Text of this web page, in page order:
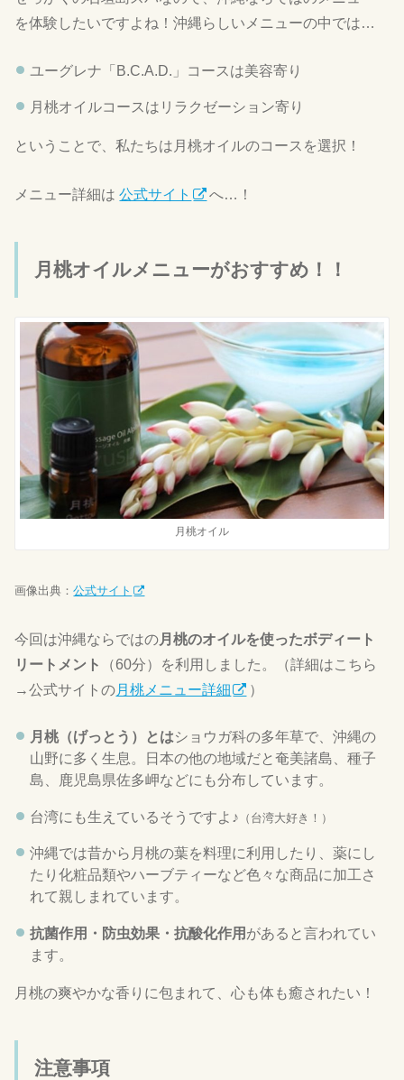
を体験したいですよね！沖縄らしいメニューの中では…
ユーグレナ「B.C.A.D.」コースは美容寄り
月桃オイルコースはリラクゼーション寄り
ということで、私たちは月桃オイルのコースを選択！
メニュー詳細は公式サイト へ…！
月桃オイルメニューがおすすめ！！
月桃オイル
画像出典：公式サイト
今回は沖縄ならではの月桃のオイルを使ったボディート
リートメント
（60分）を利用しました。（詳細はこちら
→公式サイトの月桃メニュー詳細 ）
月桃（げっとう）とはショウガ科の多年草で、沖縄の
山野に多く生息。日本の他の地域だと奄美諸島、種子
島、鹿児島県佐多岬などにも分布しています。
台湾にも生えているそうですよ♪ （台湾大好き！）
沖縄では昔から月桃の葉を料理に利用したり、薬にし
たり化粧品類やハーブティーなど色々な商品に加工さ
れて親しまれています。
抗菌作用・防虫効果・抗酸化作用 があると言われてい
ます。
月桃の爽やかな香りに包まれて、心も体も癒されたい！
注意事項